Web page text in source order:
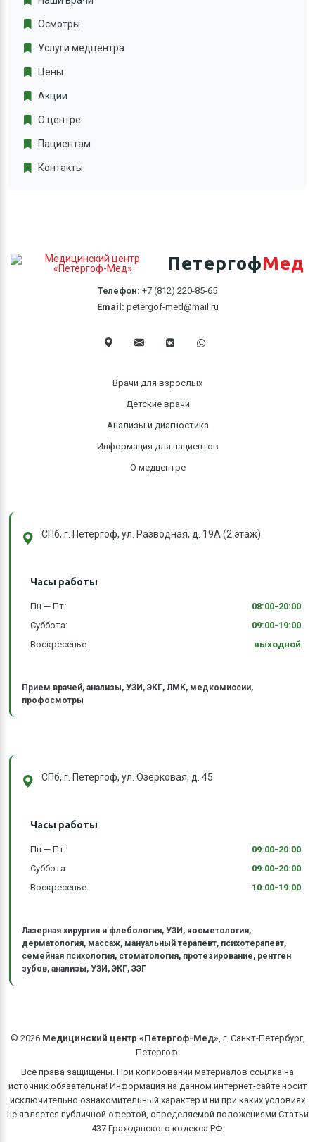
Осмотры
Услуги медцентра
Цены
Акции
О центре
Пациентам
Контакты
ПетергофМед
Телефон: +7 (812) 220-85-65
Email: petergof-med@mail.ru
Врачи для взрослых
Детские врачи
Анализы и диагностика
Информация для пациентов
О медцентре
СПб, г. Петергоф, ул. Разводная, д. 19А (2 этаж)
Часы работы
Пн — Пт:
08:00-20:00
Суббота:
09:00-19:00
Воскресенье:
выходной
Прием врачей, анализы, УЗИ, ЭКГ, ЛМК, медкомиссии,
профосмотры
СПб, г. Петергоф, ул. Озерковая, д. 45
Часы работы
Пн — Пт:
09:00-20:00
Суббота:
09:00-20:00
Воскресенье:
10:00-19:00
Лазерная хирургия и флебология, УЗИ, косметология,
дерматология, массаж, мануальный терапевт, психотерапевт,
семейная психология, стоматология, протезирование, рентген
зубов, анализы, УЗИ, ЭКГ, ЭЭГ
© 2026 Медицинский центр «Петергоф-Мед», г. Санкт-Петербург,
Петергоф.
Все права защищены. При копировании материалов ссылка на
источник обязательна! Информация на данном интернет-сайте носит
исключительно ознакомительный характер и ни при каких условиях
не является публичной офертой, определяемой положениями Статьи
437 Гражданского кодекса РФ.